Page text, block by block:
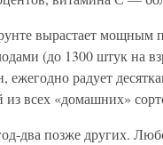
вырастает мощным
(до 1300 штук на
ежегодно радует
всех «домашних»
два позже других.